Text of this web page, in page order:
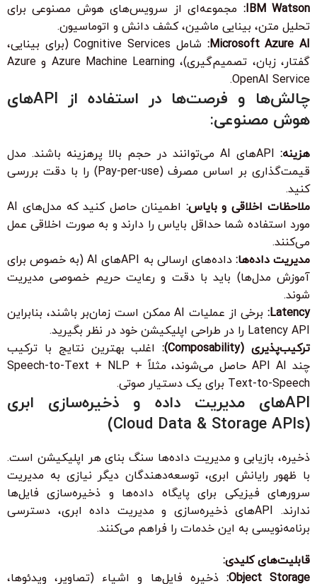
IBM Watson: مجموعه‌ای از سرویس‌های هوش مصنوعی برای
تحلیل متن، بینایی ماشین، کشف دانش و اتوماسیون.
Microsoft Azure AI:
شامل Cognitive Services (برای بینایی،
گفتار، زبان، تصمیم‌گیری)، Azure Machine Learning و Azure
OpenAI Service.
چالش‌ها و فرصت‌ها در استفاده از APIهای
هوش مصنوعی:
هزینه:
APIهای AI می‌توانند در حجم بالا پرهزینه باشند. مدل
قیمت‌گذاری بر اساس مصرف (Pay-per-use) را با دقت بررسی
کنید.
ملاحظات اخلاقی و بایاس:
اطمینان حاصل کنید که مدل‌های AI
مورد استفاده شما حداقل بایاس را دارند و به صورت اخلاقی عمل
می‌کنند.
مدیریت داده‌ها:
داده‌های ارسالی به APIهای AI (به خصوص برای
آموزش مدل‌ها) باید با دقت و رعایت حریم خصوصی مدیریت
شوند.
Latency:
برخی از عملیات AI ممکن است زمان‌بر باشند، بنابراین
Latency API را در طراحی اپلیکیشن خود در نظر بگیرید.
ترکیب‌پذیری (Composability):
اغلب بهترین نتایج با ترکیب
چند API AI حاصل می‌شوند، مثلاً Speech-to-Text + NLP +
Text-to-Speech برای یک دستیار صوتی.
APIهای مدیریت داده و ذخیره‌سازی ابری
(Cloud Data & Storage APIs)
ذخیره، بازیابی و مدیریت داده‌ها سنگ بنای هر اپلیکیشن است.
با ظهور رایانش ابری، توسعه‌دهندگان دیگر نیازی به مدیریت
سرورهای فیزیکی برای پایگاه داده‌ها و ذخیره‌سازی فایل‌ها
ندارند. APIهای ذخیره‌سازی و مدیریت داده ابری، دسترسی
برنامه‌نویسی به این خدمات را فراهم می‌کنند.
قابلیت‌های کلیدی:
Object Storage:
ذخیره فایل‌ها و اشیاء (تصاویر، ویدئوها،